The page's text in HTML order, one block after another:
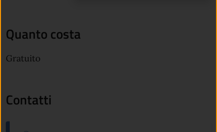
Quanto costa
Gratuito
Contatti